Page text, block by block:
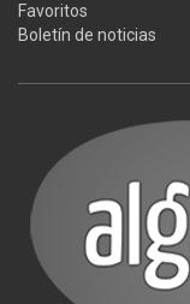
Favoritos
Boletín de noticias